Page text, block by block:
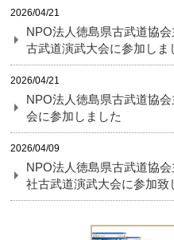
2026/04/21
NPO法人徳島県古武道協
古武道演武大会に参加しま
2026/04/21
NPO法人徳島県古武道協
会に参加しました
2026/04/09
NPO法人徳島県古武道協
社古武道演武大会に参加致